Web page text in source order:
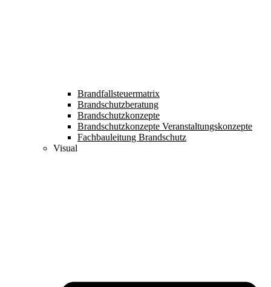
Brandfallsteuermatrix
Brandschutzberatung
Brandschutzkonzepte
Brandschutzkonzepte Veranstaltungskonzepte
Fachbauleitung Brandschutz
Visual